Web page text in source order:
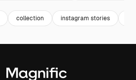
collection instagram stories